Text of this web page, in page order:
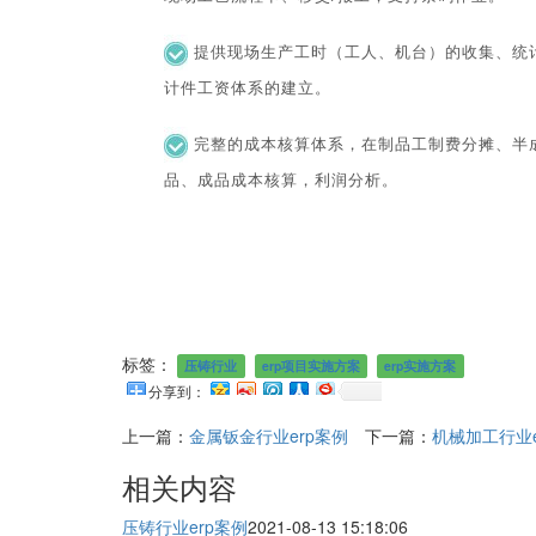
提供现场生产工时（工人、机台）的收集、统
计件工资体系的建立。
完整的成本核算体系，在制品工制费分摊、半
品、成品成本核算，利润分析。
标签： 压铸行业 erp项目实施方案 erp实施方案
分享到：
上一篇： 金属钣金行业erp案例 下一篇： 机械加工行
相关内容
压铸行业erp案例2021-08-13 15:18:06